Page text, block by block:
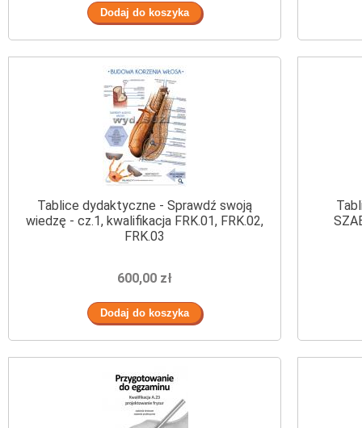
Tablice dydaktyczne - Sprawdź swoją
wiedzę - cz.1, kwalifikacja FRK.01, FRK.02,
FRK.03
600,00 zł